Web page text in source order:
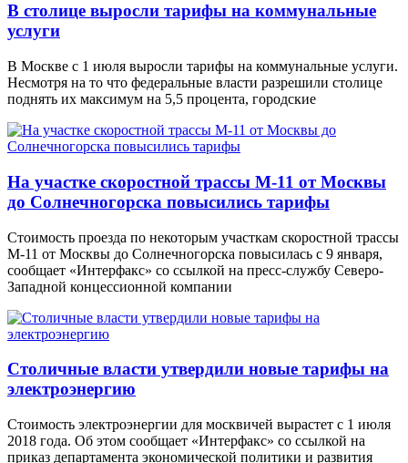
В столице выросли тарифы на коммунальные
услуги
В Москве с 1 июля выросли тарифы на коммунальные услуги.
Несмотря на то что федеральные власти разрешили столице
поднять их максимум на 5,5 процента, городские
На участке скоростной трассы М-11 от Москвы
до Солнечногорска повысились тарифы
Стоимость проезда по некоторым участкам скоростной трассы
М-11 от Москвы до Солнечногорска повысилась с 9 января,
сообщает «Интерфакс» со ссылкой на пресс-службу Северо-
Западной концессионной компании
Столичные власти утвердили новые тарифы на
электроэнергию
Стоимость электроэнергии для москвичей вырастет с 1 июля
2018 года. Об этом сообщает «Интерфакс» со ссылкой на
приказ департамента экономической политики и развития